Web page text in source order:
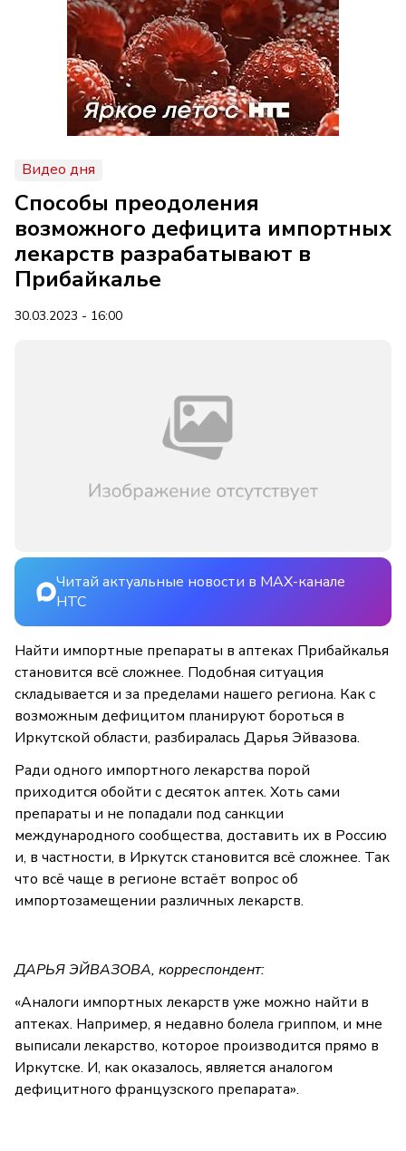
Видео дня
Способы преодоления
возможного дефицита импортных
лекарств разрабатывают в
Прибайкалье
30.03.2023 - 16:00
Читай актуальные новости в MAX-канале
НТС
Найти импортные препараты в аптеках Прибайкалья
становится всё сложнее. Подобная ситуация
складывается и за пределами нашего региона. Как с
возможным дефицитом планируют бороться в
Иркутской области, разбиралась Дарья Эйвазова.
Ради одного импортного лекарства порой
приходится обойти с десяток аптек. Хоть сами
препараты и не попадали под санкции
международного сообщества, доставить их в Россию
и, в частности, в Иркутск становится всё сложнее. Так
что всё чаще в регионе встаёт вопрос об
импортозамещении различных лекарств.
ДАРЬЯ ЭЙВАЗОВА, корреспондент:
«Аналоги импортных лекарств уже можно найти в
аптеках. Например, я недавно болела гриппом, и мне
выписали лекарство, которое производится прямо в
Иркутске. И, как оказалось, является аналогом
дефицитного французского препарата».